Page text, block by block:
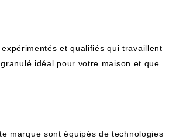
et qualifiés qui travaillent
idéal pour votre maison et que
marque sont équipés de technologies